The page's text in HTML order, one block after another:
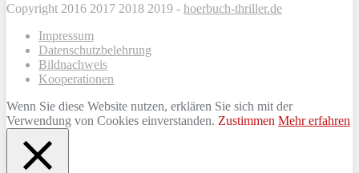
Copyright 2016 2017 2018 2019 - hoerbuch-thriller.de
Impressum
Datenschutzbelehrung
Bildnachweis
Kooperationen
Wenn Sie diese Website nutzen, erklären Sie sich mit der
Verwendung von Cookies einverstanden. Zustimmen Mehr erfahren